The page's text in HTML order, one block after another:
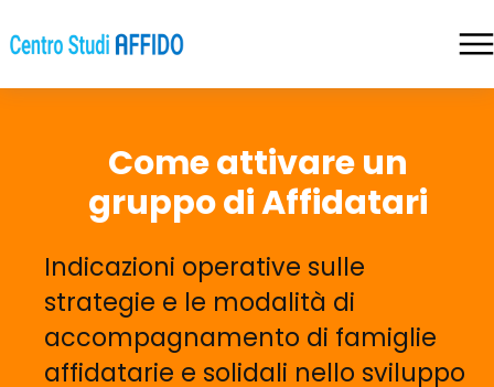
Come attivare un
gruppo di Affidatari
Indicazioni operative sulle
strategie e le modalità di
accompagnamento di famiglie
affidatarie e solidali nello sviluppo